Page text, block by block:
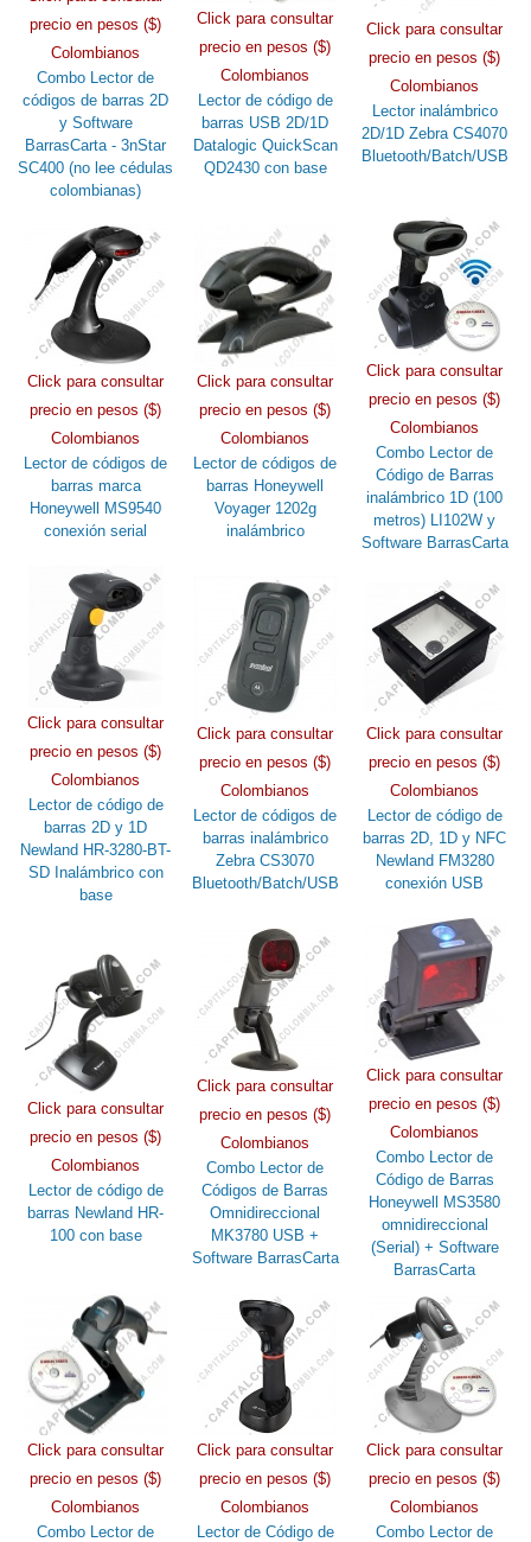
precio en pesos ($)
Colombianos
Combo Lector de
códigos de barras 2D
y Software
BarrasCarta - 3nStar
SC400 (no lee cédulas
colombianas)
Click para consultar
precio en pesos ($)
Colombianos
Lector de código de
barras USB 2D/1D
Datalogic QuickScan
QD2430 con base
Click para consultar
precio en pesos ($)
Colombianos
Lector inalámbrico
2D/1D Zebra CS4070
Bluetooth/Batch/USB
Click para consultar
precio en pesos ($)
Colombianos
Lector de códigos de
barras marca
Honeywell MS9540
conexión serial
Click para consultar
precio en pesos ($)
Colombianos
Lector de códigos de
barras Honeywell
Voyager 1202g
inalámbrico
Click para consultar
precio en pesos ($)
Colombianos
Combo Lector de
Código de Barras
inalámbrico 1D (100
metros) LI102W y
Software BarrasCarta
Click para consultar
precio en pesos ($)
Colombianos
Lector de código de
barras 2D y 1D
Newland HR-3280-BT-
SD Inalámbrico con
base
Click para consultar
precio en pesos ($)
Colombianos
Lector de códigos de
barras inalámbrico
Zebra CS3070
Bluetooth/Batch/USB
Click para consultar
precio en pesos ($)
Colombianos
Lector de código de
barras 2D, 1D y NFC
Newland FM3280
conexión USB
Click para consultar
precio en pesos ($)
Colombianos
Lector de código de
barras Newland HR-
100 con base
Click para consultar
precio en pesos ($)
Colombianos
Combo Lector de
Códigos de Barras
Omnidireccional
MK3780 USB +
Software BarrasCarta
Click para consultar
precio en pesos ($)
Colombianos
Combo Lector de
Código de Barras
Honeywell MS3580
omnidireccional
(Serial) + Software
BarrasCarta
Click para consultar
precio en pesos ($)
Colombianos
Combo Lector de
Click para consultar
precio en pesos ($)
Colombianos
Lector de Código de
Click para consultar
precio en pesos ($)
Colombianos
Combo Lector de